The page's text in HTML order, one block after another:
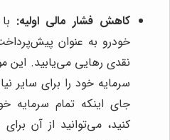
کاهش فشار مالی اولیه:
خودرو به عنوان
نقدی رهایی می‌یابید. این
سرمایه خود را برای سایر
جای اینکه تمام
کنید، می‌توانید از آن